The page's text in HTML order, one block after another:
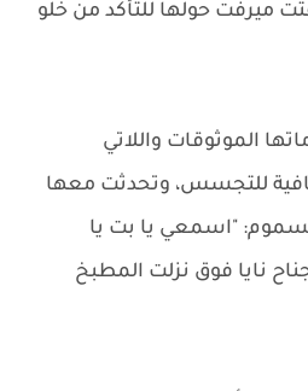
ميرفت حولها للتأكد من خلو
الموثوقات واللاتي
للتجسس، وتحدثت معها
"اسمعي يا بت يا
نايا فوق نزلت المطبخ